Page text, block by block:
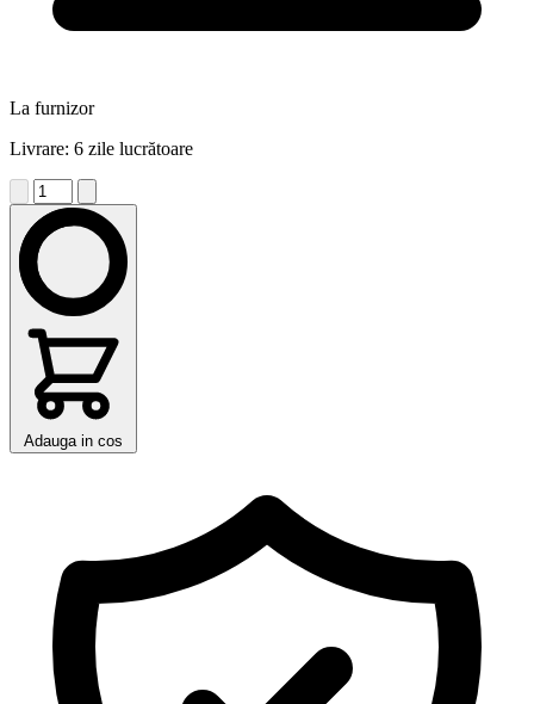
La furnizor
Livrare: 6 zile lucrătoare
Adauga in cos